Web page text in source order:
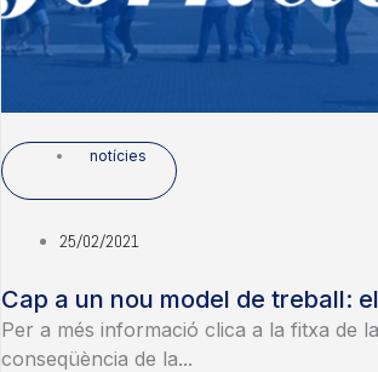
notícies
25/02/2021
Cap a un nou model de treball:
Per a més informació clica a la fitxa de
conseqüència de la...